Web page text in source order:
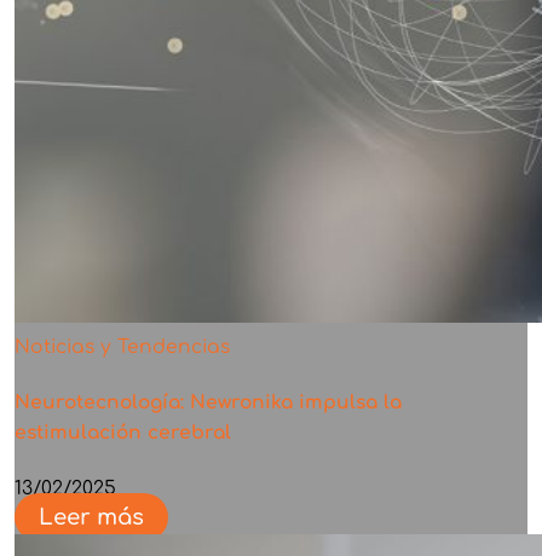
Noticias y Tendencias
Neurotecnología: Newronika impulsa la
estimulación cerebral
13/02/2025
Leer más